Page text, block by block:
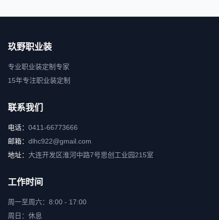
玖野职业装
专业职业装定制专家
15年专注职业装定制
联系我们
电话： 0411-66773666
邮箱： dlhc922@gmail.com
地址： 大连开发区淮河中路7号思创工业园215室
工作时间
周一至周六：8:00 - 17:00
周日：休息